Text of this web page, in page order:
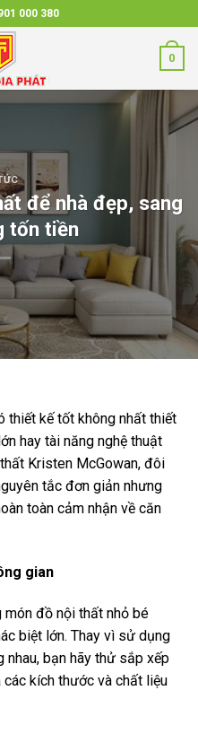
000 380
0
để nhà đẹp, sang
tốn tiền
thiết kế tốt không nhất thiết
hay tài năng nghệ thuật
Kristen McGowan, đôi
tắc đơn giản nhưng
toàn cảm nhận về căn
gian
món đồ nội thất nhỏ bé
biệt lớn. Thay vì sử dụng
bạn hãy thử sắp xếp
kích thước và chất liệu